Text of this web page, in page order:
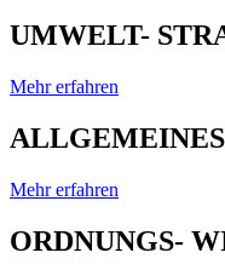
UMWELT-
Mehr erfahren
Mehr erfahren
ORDNUNGS-